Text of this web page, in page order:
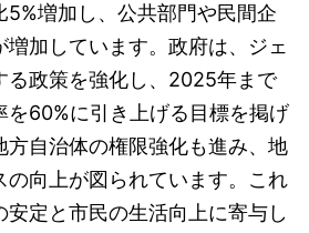
5%増加し、公共部門や民間企
加しています。政府は、ジェ
る政策を強化し、2025年まで
を60%に引き上げる目標を掲げ
方自治体の権限強化も進み、地
の向上が図られています。これ
安定と市民の生活向上に寄与し